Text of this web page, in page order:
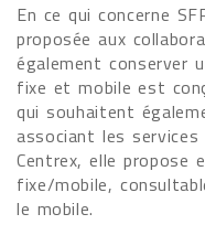
En ce qui concerne
proposée aux
également conserver
fixe et mobile est
qui souhaitent
associant les services
Centrex, elle propose
fixe/mobile,
le mobile.